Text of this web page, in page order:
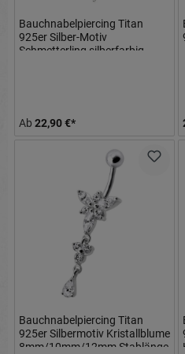
Bauchnabelpiercing Titan
925er Silber-Motiv
Schmetterling silberfarbig
Ab 22,90 €*
Bauchnabelpiercing Titan
925er Silbermotiv Kristallblume
8mm/10mm/12mm Stablänge